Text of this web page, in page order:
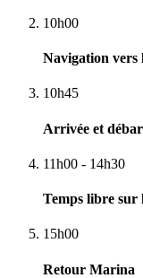
10h00
Navigation vers
10h45
Arrivée et
11h00 - 14h30
Temps libre sur
15h00
Retour Marina